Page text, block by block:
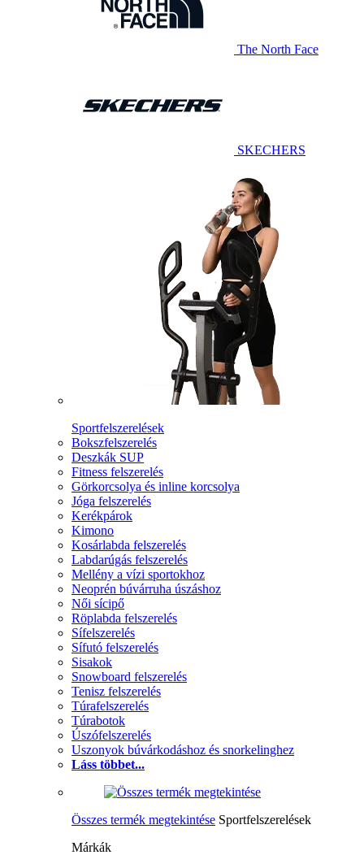
The North Face
SKECHERS
Sportfelszerelések
Bokszfelszerelés
Deszkák SUP
Fitness felszerelés
Görkorcsolya és inline korcsolya
Jóga felszerelés
Kerékpárok
Kimono
Kosárlabda felszerelés
Labdarúgás felszerelés
Mellény a vízi sportokhoz
Neoprén búvárruha úszáshoz
Női sícipő
Röplabda felszerelés
Sífelszerelés
Sífutó felszerelés
Sisakok
Snowboard felszerelés
Tenisz felszerelés
Túrafelszerelés
Túrabotok
Úszófelszerelés
Uszonyok búvárkodáshoz és snorkelinghez
Láss többet...
Összes termék megtekintése Sportfelszerelések
Márkák